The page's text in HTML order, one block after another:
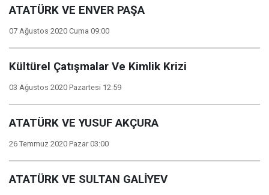
ATATÜRK VE ENVER PAŞA
07 Ağustos 2020 Cuma 09:00
Kültürel Çatışmalar Ve Kimlik Krizi
03 Ağustos 2020 Pazartesi 12:59
ATATÜRK VE YUSUF AKÇURA
26 Temmuz 2020 Pazar 03:00
ATATÜRK VE SULTAN GALİYEV